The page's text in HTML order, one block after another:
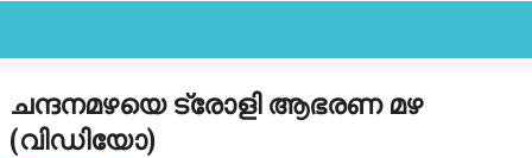
FEATURED
ചന്ദനമഴയെ ട്രോളി ആഭരണ മഴ
(വിഡിയോ)